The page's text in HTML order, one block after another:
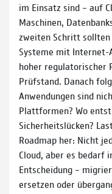
im Einsatz sind – auf
Maschinen,
zweiten Schritt
Systeme mit Internet-
hoher regulatorischer
Prüfstand. Danach
Anwendungen sind
Plattformen? Wo
Sicherheitslücken?
Roadmap her: Nicht
Cloud, aber es bedarf
Entscheidung –
ersetzen oder